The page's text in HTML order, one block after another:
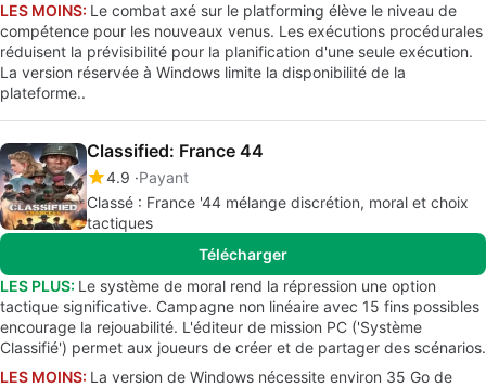
LES MOINS: Le combat axé sur le platforming élève le niveau de
compétence pour les nouveaux venus. Les exécutions procédurales
réduisent la prévisibilité pour la planification d'une seule exécution.
La version réservée à Windows limite la disponibilité de la
plateforme..
Classified: France 44
4.9 Payant
Classé : France '44 mélange discrétion, moral et choix
tactiques
Télécharger
LES PLUS: Le système de moral rend la répression une option
tactique significative. Campagne non linéaire avec 15 fins possibles
encourage la rejouabilité. L'éditeur de mission PC ('Système
Classifié') permet aux joueurs de créer et de partager des scénarios.
LES MOINS: La version de Windows nécessite environ 35 Go de